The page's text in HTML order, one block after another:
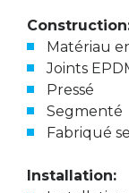
Matériau
Joints
Pressé
Segmenté
Fabriqué
Installation: